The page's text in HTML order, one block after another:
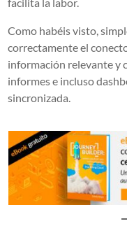
Como habéis visto,
correctamente el
información relevante y
informes e incluso
sincronizada.